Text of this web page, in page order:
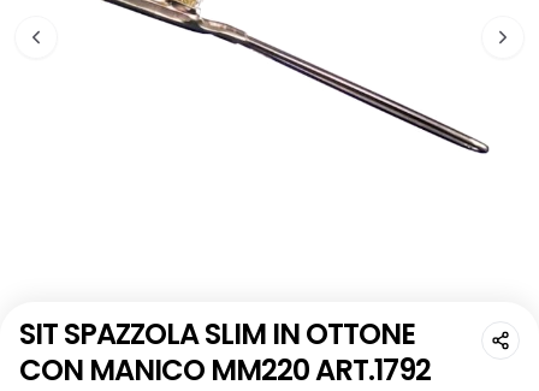
SIT SPAZZOLA SLIM IN OTTONE
CON MANICO MM220 ART.1792